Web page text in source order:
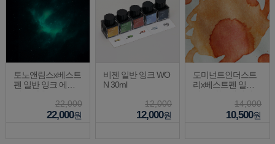
토노앤림스x베스트
펜 일반 잉크 에메
22,000
22,000원
비젠 일반 잉크 WO
N 30ml
12,000
12,000원
도미넌트인더스트
리x베스트펜 일반
14,000
10,500원